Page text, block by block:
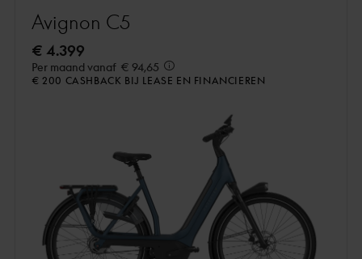
Avignon C5
€ 4.399
Per maand vanaf € 94,65
€ 200 CASHBACK BIJ LEASE EN FINANCIEREN